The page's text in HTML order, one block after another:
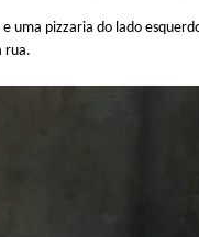
pizzaria do lado
rua.